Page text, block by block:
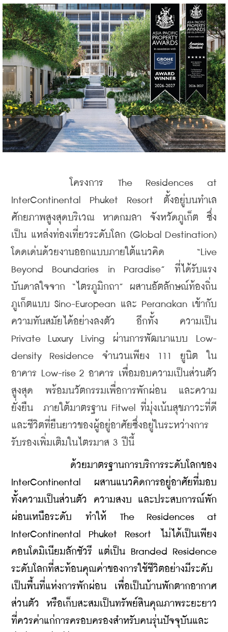
โครงการ The Residences at
InterContinental Phuket Resort ตั้งอยู่บนทำเล
ศักยภาพสูงสุดบริเวณ หาดกมลา จังหวัดภูเก็ต ซึ่ง
เป็น แหล่งท่องเที่ยวระดับโลก (Global Destination)
โดดเด่นด้วยงานออกแบบภายใต้แนวคิด “Live
Beyond Boundaries in Paradise” ที่ได้รับแรง
บันดาลใจจาก “ไตรภูมิกถา” ผสานอัตลักษณ์ท้องถิ่น
ภูเก็ตแบบ Sino-European และ Peranakan เข้ากับ
ความทันสมัยได้อย่างลงตัว อีกทั้ง ความเป็น
Private Luxury Living ผ่านการพัฒนาแบบ Low-
density Residence จำนวนเพียง 111 ยูนิต ใน
อาคาร Low-rise 2 อาคาร เพื่อมอบความเป็นส่วนตัว
สูงสุด พร้อมนวัตกรรมเพื่อการพักผ่อน และความ
ยั่งยืน  ภายใต้มาตรฐาน Fitwel ที่มุ่งเน้นสุขภาวะที่ดี
และชีวิตที่ยืนยาวของผู้อยู่อาศัยซึ่งอยู่ในระหว่างการ
รับรองเพิ่มเติมในไตรมาส 3 ปีนี้
ด้วยมาตรฐานการบริการระดับโลกของ
InterContinental ผสานแนวคิดการอยู่อาศัยที่มอบ
ทั้งความเป็นส่วนตัว ความสงบ และประสบการณ์พัก
ผ่อนเหนือระดับ ทำให้ The Residences at
InterContinental Phuket Resort ไม่ได้เป็นเพียง
คอนโดมิเนียมลักชัวรี แต่เป็น Branded Residence
ระดับโลกที่สะท้อนคุณค่าของการใช้ชีวิตอย่างมีระดับ
เป็นพื้นที่แห่งการพักผ่อน เพื่อเป็นบ้านพักตากอากาศ
ส่วนตัว หรือเก็บสะสมเป็นทรัพย์สินคุณภาพระยะยาว
ที่ควรค่าแก่การครอบครองสำหรับคนรุ่นปัจจุบันและ